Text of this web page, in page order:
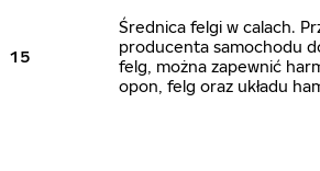
15
Średnica felgi w calach.
producenta samochodu
felg, można zapewnić
opon, felg oraz układu